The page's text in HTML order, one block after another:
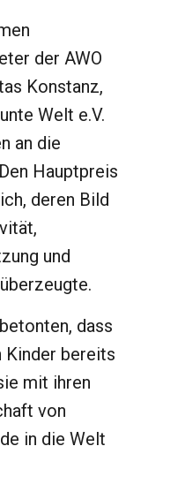
der AWO
Konstanz,
Welt e.V.
an die
Hauptpreis
deren Bild
und
dass
Kinder bereits
mit ihren
von
in die Welt